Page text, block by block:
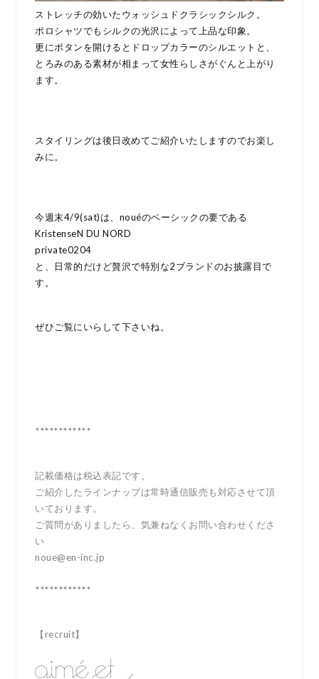
ストレッチの効いたウォッシュドクラシックシルク。
ポロシャツでもシルクの光沢によって上品な印象。
更にボタンを開けるとドロップカラーのシルエットと、
とろみのある素材が相まって女性らしさがぐんと上がり
ます。
スタイリングは後日改めてご紹介いたしますのでお楽し
みに。
今週末4/9(sat)は、nouéのベーシックの要である
KristenseN DU NORD
private0204
と、日常的だけど贅沢で特別な2ブランドのお披露目で
す。
ぜひご覧にいらして下さいね。
************
記載価格は税込表記です。
ご紹介したラインナップは常時通信販売も対応させて頂
いております。
ご質問がありましたら、気兼ねなくお問い合わせくださ
い
noue@en-inc.jp
************
【recruit】